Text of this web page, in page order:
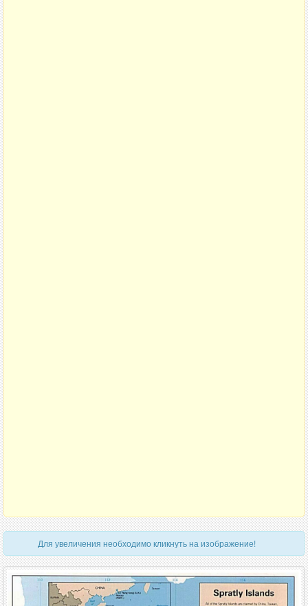
Для увеличения необходимо кликнуть на изображение!